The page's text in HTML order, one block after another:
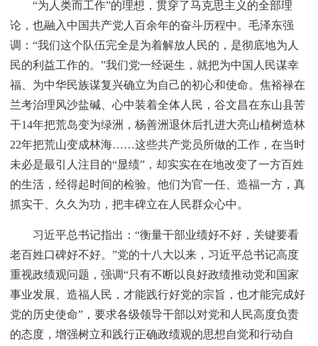
“为人类而工作”的理想，贯穿了马克思主义的全部理
论，也融入中国共产党人百余年的奋斗历程中。毛泽东强
调：“我们这个队伍完全是为着解放人民的，是彻底地为人
民的利益工作的。”我们党一经诞生，就把为中国人民谋幸
福、为中华民族谋复兴确立为自己的初心和使命。焦裕禄在
兰考治理风沙盐碱、心中装着全体人民，谷文昌在东山县苦
干14年把荒岛变为绿洲，杨善洲退休后扎进大亮山植树造林
22年把荒山变成林海……这些共产党员所做的工作，在当时
未必是最引人注目的“显绩”，却实实在在地改变了一方百姓
的生活，经得起时间的检验。他们为官一任、造福一方，真
抓实干、久久为功，把丰碑立在人民群众心中。
习近平总书记指出：“衡量干部业绩好不好，关键要看
老百姓口碑好不好。”党的十八大以来，习近平总书记高度
重视政绩观问题，强调“只有不断以良好政绩推动党和国家
事业发展、造福人民，才能践行好党的宗旨，也才能完成好
党的历史使命”，要求各级领导干部以对党和人民高度负责
的态度，增强树立和践行正确政绩观的思想自觉和行动自